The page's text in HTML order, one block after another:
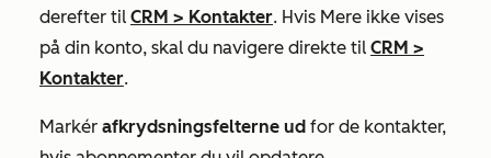
derefter til CRM > Kontakter. Hvis Mere ikke vises
på din konto, skal du navigere direkte til CRM >
Kontakter.
Markér afkrydsningsfelterne ud for de kontakter,